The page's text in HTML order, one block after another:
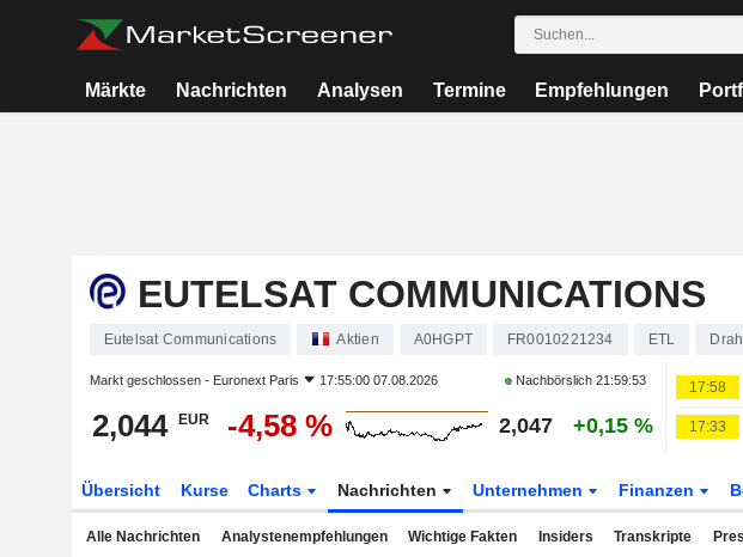
Märkte Nachrichten Analysen Termine Empfehlungen
EUTELSAT COMMUNICATIONS
Eutelsat Communications Aktien A0HGPT FR0010221234 ETL
Markt geschlossen - Euronext Paris 17:55:00 07.08.2026 Nachbörslich21:59:53
2,044 EUR -4,58 % 2,047 +0,15 %
17:58
17:33
Übersicht Kurse Charts Nachrichten Unternehmen Finanzen
Alle Nachrichten Analystenempfehlungen Wichtige Fakten Insiders Transkripte